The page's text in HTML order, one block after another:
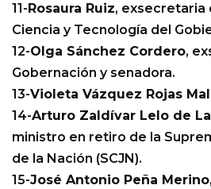
11-Rosaura Ruiz, exsecretaria
Ciencia y Tecnología del
12-Olga Sánchez Cordero,
Gobernación y senadora.
13-Violeta Vázquez Rojas
14-Arturo Zaldívar Lelo de
ministro en retiro de la
de la Nación (SCJN).
15-José Antonio Peña Merino